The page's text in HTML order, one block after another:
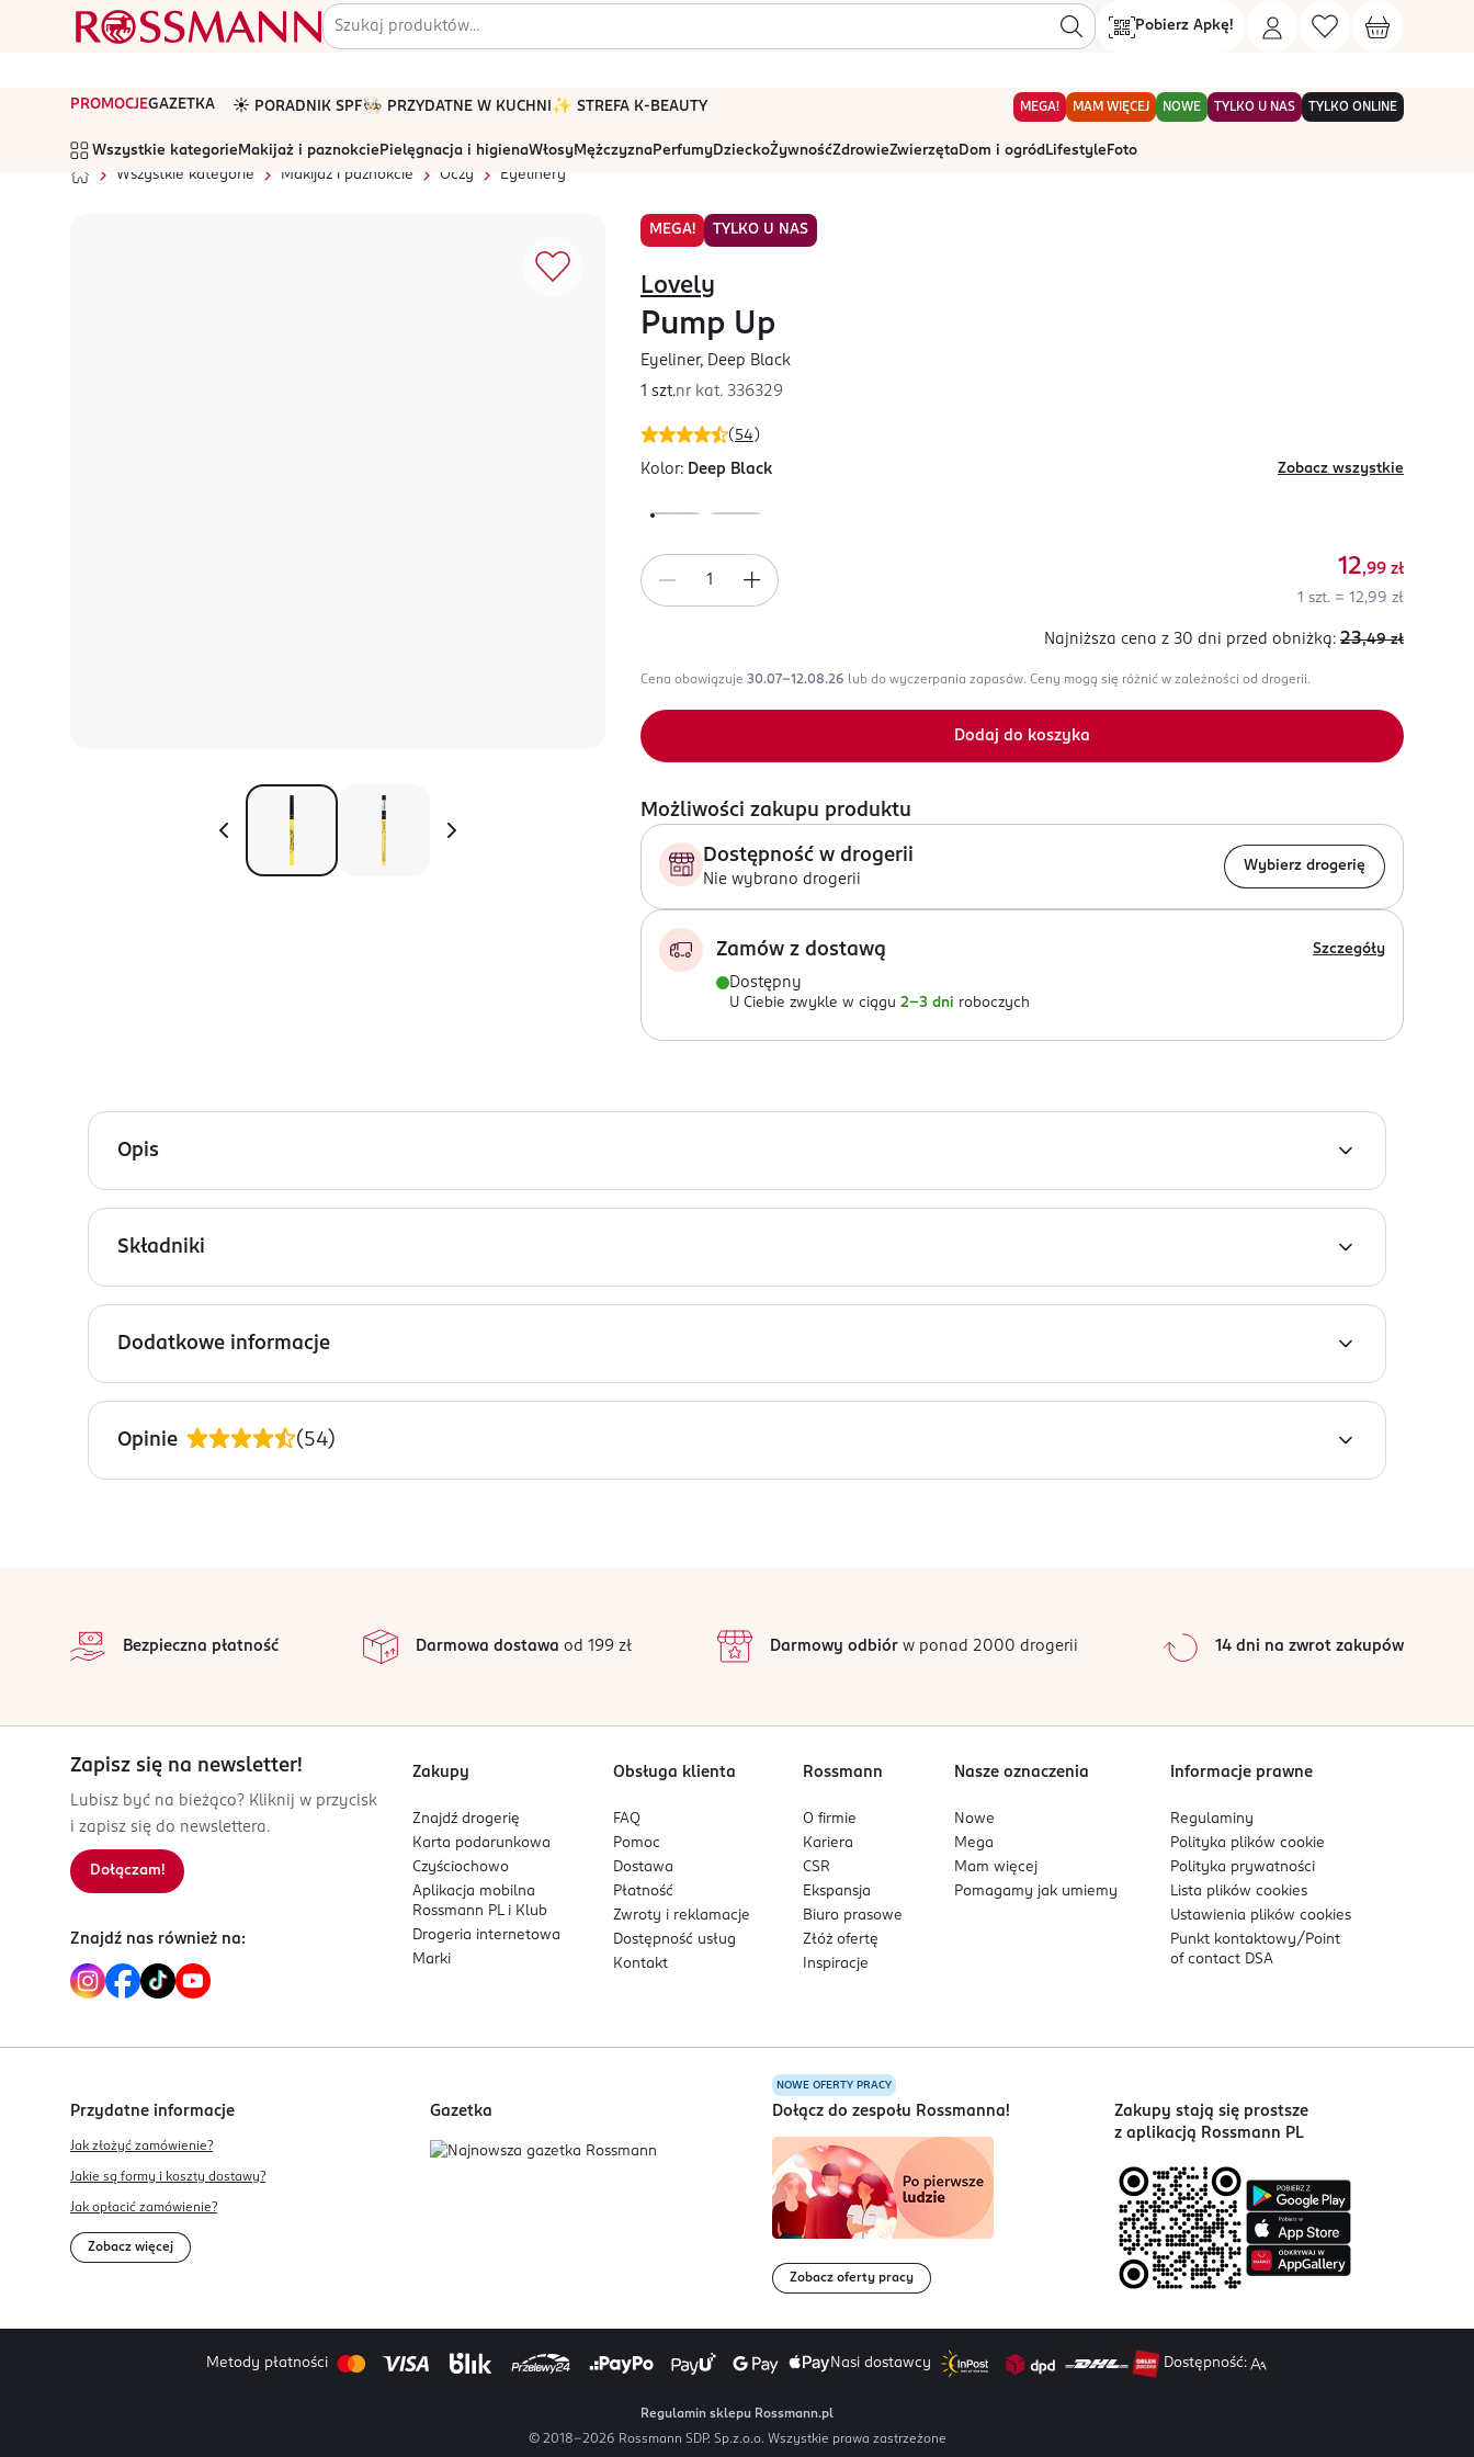
Pobierz Apkę!
PROMOCJEGAZETKA ☀️ PORADNIK SPF🧑🏻‍🍳 PRZYDATNE W KUCHNI ✨ STREFA K-BEAUTY MEGA! MAM WIĘCEJ NOWE TYLKO U NAS TYLKO ONLINE
Wszystkie kategorie Makijaż i paznokcie Pielęgnacja i higienaWłosyMężczyznaPerfumyDzieckoŻywnośćZdrowieZwierzętaDom i ogród Lifestyle Foto
Wszystkie kategorie
Makijaż i paznokcie Oczy Eyelinery
MEGA! TYLKO U NAS
( 54 )
Lovely
Pump Up
Eyeliner, Deep Black
1 szt.nr kat. 336329
Kolor: Deep Black Zobacz wszystkie
12,99 zł
1 szt. = 12,99 zł
Najniższa cena z 30 dni przed obniżką: 23,49 zł
Cena obowiązuje 30.07-12.08.26 lub do wyczerpania zapasów. Ceny mogą się różnić w zależności od drogerii.
Dodaj do koszyka
Możliwości zakupu produktu
Dostępność w drogerii
Nie wybrano drogerii
Wybierz drogerię
Zamów z dostawą Szczegóły
Dostępny
U Ciebie zwykle w ciągu 2-3 dni roboczych
Opis
Ultra czarny eyeliner do powiek Lovely Pump Up z precyzyjnym pędzelkiem. Wyjątkowo głęboki odcień czerni podkreśli linię rzęs i kontur oka. Szybko wysycha i
łatwo się aplikuje dzięki specjalnej końcówce.
Składniki
Ingredients: : AQUA, ACRYLATES COPOLYMER, BUTYLENE GLYCOL, PPG-26-BUTETH-26, PEG-40 HYDROGENATED CASTOR OIL, ALGAE EXTRACT, CAPRYLYL GLYCOL,
SORBITOL, PHENOXYETHANOL, CI 77266, CI 77007.
Dodatkowe informacje
PRZYGOTOWANIE I STOSOWANIE
Narysuj prostą linię od kącika oka do środka powieki.
Kartuzy
PL-Polska
Kod EAN
5 901801 651772
Opinie (54)
2
1
0%
Sortowanie wgdata: od najnowszej
Bezpieczna płatność Darmowa dostawa od 199 zł Darmowy odbiórw ponad 2000 drogerii 14 dni na zwrot zakupów
Zapisz się na newsletter!
Lubisz być na bieżąco? Kliknij w przycisk
i zapisz się do newslettera.
Dołączam!
Znajdź nas również na:
Zakupy
Znajdź drogerię
Karta podarunkowa
Czyściochowo
Aplikacja mobilna
Rossmann PL i Klub
Drogeria internetowa
Marki
Obsługa klienta
FAQ
Pomoc
Dostawa
Płatność
Zwroty i reklamacje
Dostępność usług
Kontakt
Rossmann
O firmie
Kariera
CSR
Ekspansja
Biuro prasowe
Złóż ofertę
Inspiracje
Nasze oznaczenia
Nowe
Mega
Mam więcej
Pomagamy jak umiemy
Informacje prawne
Regulaminy
Polityka plikówcookie
Polityka prywatności
Lista plikówcookies
Ustawienia plikówcookies
Punkt kontaktowy/ Point
of contact DSA
Przydatne informacje
Jak złożyć zamówienie?
Jakie są formy i koszty dostawy?
Jak opłacić zamówienie?
Zobacz więcej
Gazetka
NOWE OFERTY PRACY
Dołącz do zespołu Rossmanna!
Zobacz oferty pracy
Zakupy stają się prostsze
z aplikacją Rossmann PL
Metody płatności Nasi dostawcy Dostępność:
Regulamin sklepu Rossmann.pl
© 2018-2026 Rossmann SDP. Sp.z.o.o. Wszystkie prawa zastrzeżone